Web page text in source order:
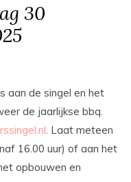
30
aan de singel en het
de jaarlijkse bbq.
. Laat meteen
16.00 uur) of aan het
opbouwen en